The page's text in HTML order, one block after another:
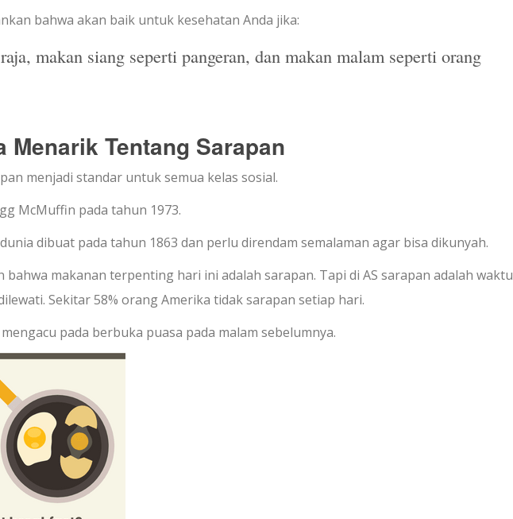
bahwa akan baik untuk kesehatan Anda jika:
makan siang seperti pangeran, dan makan malam seperti orang
Menarik Tentang Sarapan
menjadi standar untuk semua kelas sosial.
McMuffin pada tahun 1973.
dibuat pada tahun 1863 dan perlu direndam semalaman agar bisa dikunyah.
makanan terpenting hari ini adalah sarapan. Tapi di AS sarapan adalah waktu
Sekitar 58% orang Amerika tidak sarapan setiap hari.
pada berbuka puasa pada malam sebelumnya.